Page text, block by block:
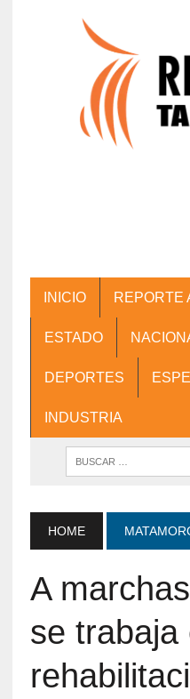
INICIO REPORTE
ESTADO
DEPORTES
INDUSTRIA
HOME
A
se trabaja